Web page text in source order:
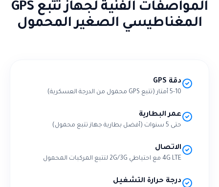
المواصفات الفنية لجهاز تتبع GPS
المغناطيسي الصغير المحمول
دقة GPS
5-10 أمتار (تتبع GPS محمول من الدرجة العسكرية)
عمر البطارية
حتى 5 سنوات (أفضل بطارية جهاز تتبع محمول)
الاتصال
4G LTE مع احتياطي 2G/3G لتتبع المركبات المحمول
درجة حرارة التشغيل